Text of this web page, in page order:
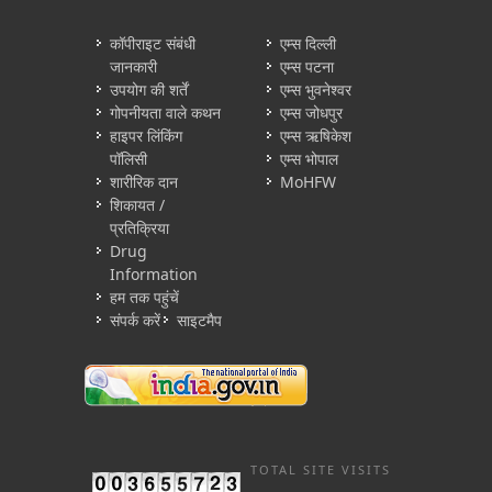
कॉपीराइट संबंधी
जानकारी
उपयोग की शर्तें
गोपनीयता वाले कथन
हाइपर लिंकिंग
पॉलिसी
शारीरिक दान
शिकायत /
प्रतिक्रिया
Drug
Information
हम तक पहुंचें
संपर्क करें
साइटमैप
एम्स दिल्ली
एम्स पटना
एम्स भुवनेश्वर
एम्स जोधपुर
एम्स ऋषिकेश
एम्स भोपाल
MoHFW
TOTAL SITE VISITS